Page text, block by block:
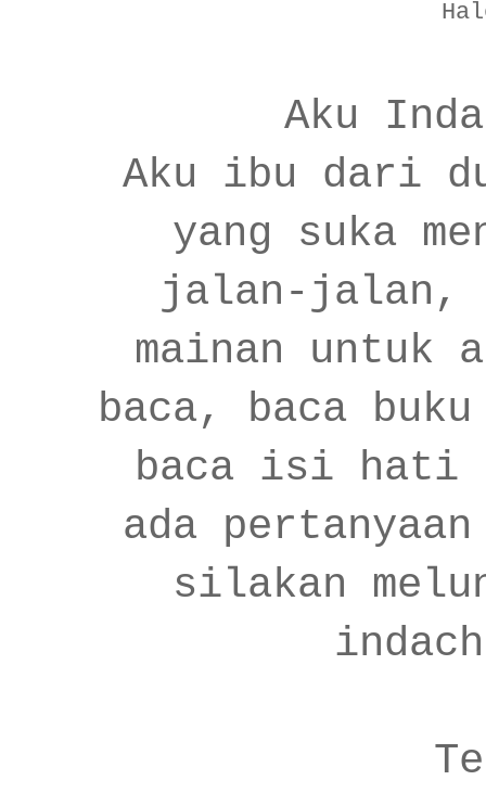
Aku
Aku ibu dari
yang suka
jalan-jalan,
mainan untuk
baca, baca
baca isi hati
ada
silakan